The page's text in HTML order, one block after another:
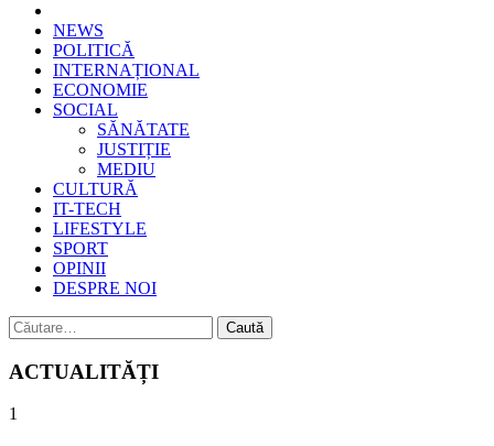
Epoca
Cele mai noi știri online din România
NEWS
POLITICĂ
INTERNAȚIONAL
ECONOMIE
SOCIAL
SĂNĂTATE
JUSTIȚIE
MEDIU
CULTURĂ
IT-TECH
LIFESTYLE
SPORT
OPINII
DESPRE NOI
Caută
după:
ACTUALITĂȚI
1